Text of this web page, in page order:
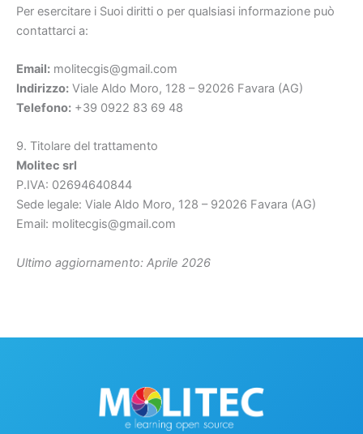
Per esercitare i Suoi diritti o per qualsiasi informazione può
contattarci a:
Email: molitecgis@gmail.com
Indirizzo: Viale Aldo Moro, 128 – 92026 Favara (AG)
Telefono: +39 0922 83 69 48
9. Titolare del trattamento
Molitec srl
P.IVA: 02694640844
Sede legale: Viale Aldo Moro, 128 – 92026 Favara (AG)
Email: molitecgis@gmail.com
Ultimo aggiornamento: Aprile 2026